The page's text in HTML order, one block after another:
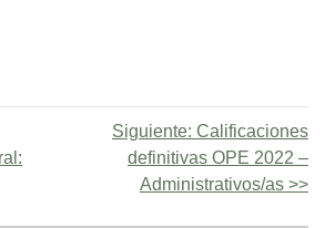
Siguiente: Calificaciones
definitivas OPE 2022 –
Administrativos/as